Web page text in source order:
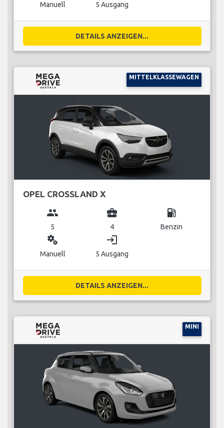
Manuell 5 Ausgang
DETAILS ANZEIGEN...
MITTELKLASSEWAGEN
OPEL CROSSLAND X
group
5
business_center
4
local_gas_station
Benzin
miscellaneous_services
Manuell
login
5 Ausgang
DETAILS ANZEIGEN...
MINI